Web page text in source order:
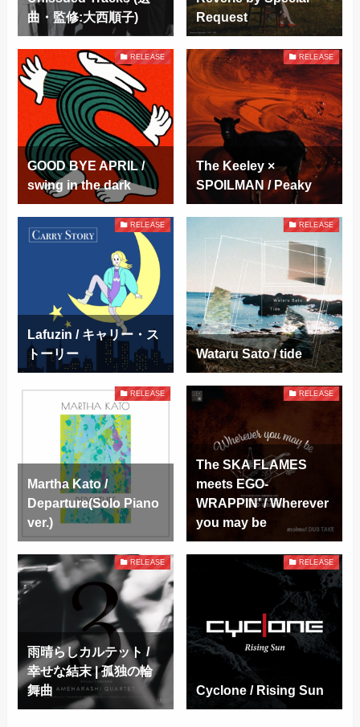
曲・監修:大西順子)
Request
RELEASE
GOOD BYE APRIL /
swing in the dark
RELEASE
The Keeley ×
SPOILMAN / Peaky
RELEASE
Lafuzin / キャリー・ス
トーリー
RELEASE
Wataru Sato / tide
RELEASE
Martha Kato /
Departure(Solo Piano
ver.)
RELEASE
The SKA FLAMES
meets EGO-
WRAPPIN’ / Wherever
you may be
RELEASE
雨晴らしカルテット /
幸せな結末 | 孤独の輪
舞曲
RELEASE
Cyclone / Rising Sun